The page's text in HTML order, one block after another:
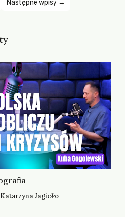
Następne wpisy →
Jagiełło